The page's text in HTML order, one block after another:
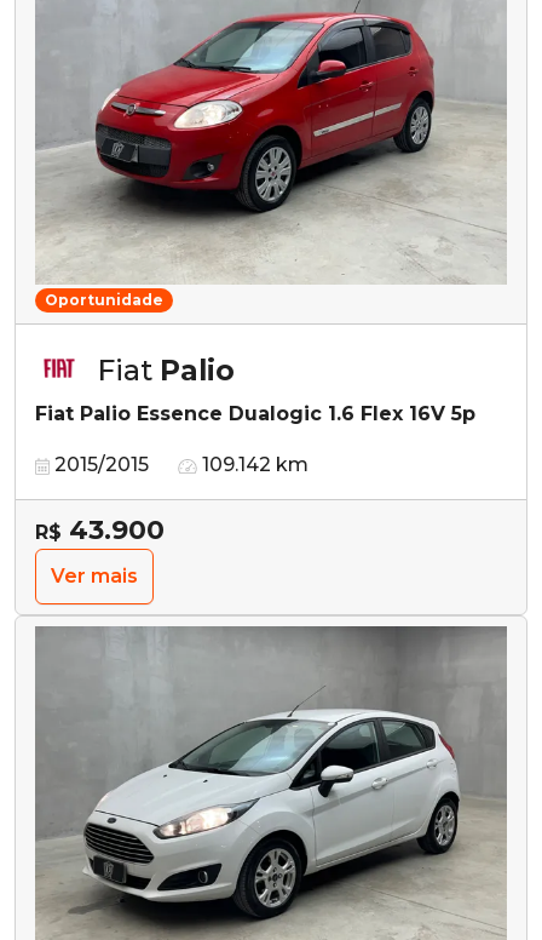
Oportunidade
Fiat Palio
Fiat Palio Essence Dualogic 1.6 Flex 16V 5p
2015/2015 109.142 km
R$ 43.900
Ver mais